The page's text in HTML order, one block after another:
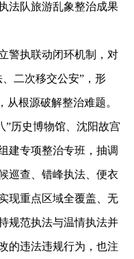
队旅游乱象整治成果
执联动闭环机制，对
二次移交公安”，形
从根源破解整治难题。
历史博物馆、沈阳故宫
建专项整治专班，抽调
巡查、错峰执法、便衣
现重点区域全覆盖、无
规范执法与温情执法并
的违法违规行为，也注